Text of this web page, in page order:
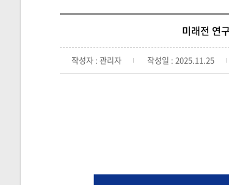
미래전 연
작성자 : 관리자 작성일 : 2025.11.25